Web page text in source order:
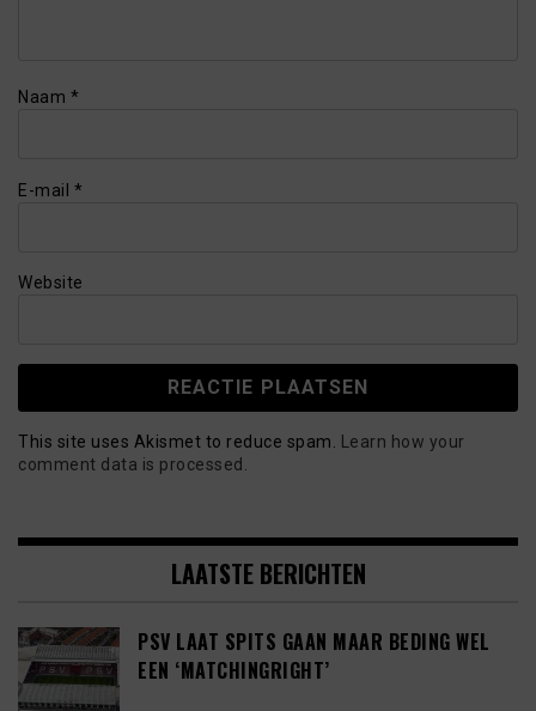
Naam *
E-mail *
Website
This site uses Akismet to reduce spam.
Learn how your
comment data is processed.
LAATSTE BERICHTEN
PSV LAAT SPITS GAAN MAAR BEDING WEL
EEN ‘MATCHINGRIGHT’